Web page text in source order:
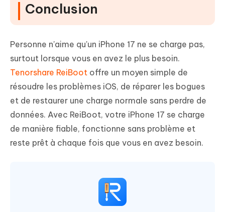
Conclusion
Personne n'aime qu'un iPhone 17 ne se charge pas,
surtout lorsque vous en avez le plus besoin.
Tenorshare ReiBoot offre un moyen simple de
résoudre les problèmes iOS, de réparer les bogues
et de restaurer une charge normale sans perdre de
données. Avec ReiBoot, votre iPhone 17 se charge
de manière fiable, fonctionne sans problème et
reste prêt à chaque fois que vous en avez besoin.